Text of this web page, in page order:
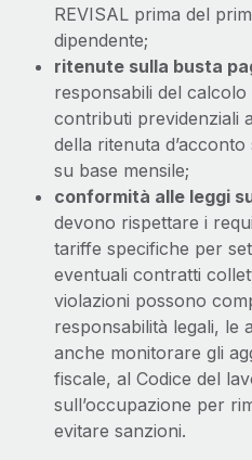
REVISAL prima del
dipendente;
ritenute sulla busta
responsabili del
contributi previdenziali
della ritenuta
su base mensile;
conformità alle leggi
devono rispettare i
tariffe specifiche per
eventuali contratti
violazioni possono
responsabilità legali, le
anche monitorare gli
fiscale, al Codice del
sull’occupazione per
evitare sanzioni.